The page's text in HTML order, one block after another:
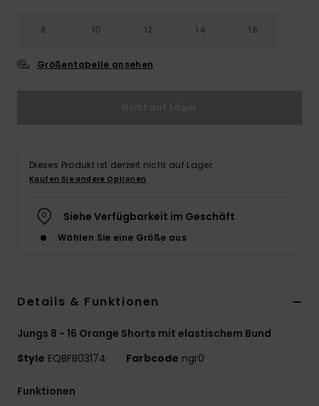
8 10 12 14 16
Größentabelle ansehen
Dieses Produkt ist derzeit nicht auf Lager.
Kaufen Sie andere Optionen
Siehe Verfügbarkeit im Geschäft
Wählen Sie eine Größe aus
Details & Funktionen
Jungs 8 - 16 Orange Shorts mit elastischem Bund
Style EQBFB03174 Farbcode ngr0
Funktionen